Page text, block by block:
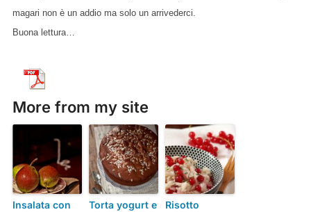
magari non è un addio ma solo un arrivederci.
Buona lettura…
More from my site
Insalata con
Torta yogurt e
Risotto